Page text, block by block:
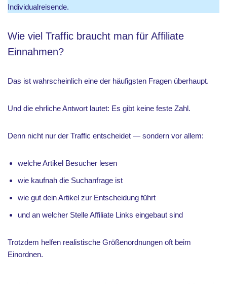
Individualreisende.
Wie viel Traffic braucht man für Affiliate
Einnahmen?
Das ist wahrscheinlich eine der häufigsten Fragen überhaupt.
Und die ehrliche Antwort lautet: Es gibt keine feste Zahl.
Denn nicht nur der Traffic entscheidet — sondern vor allem:
welche Artikel Besucher lesen
wie kaufnah die Suchanfrage ist
wie gut dein Artikel zur Entscheidung führt
und an welcher Stelle Affiliate Links eingebaut sind
Trotzdem helfen realistische Größenordnungen oft beim
Einordnen.